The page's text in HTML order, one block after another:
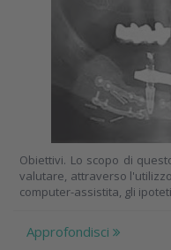
Obiettivi. Lo scopo di
valutare, attraverso
computer-assistita, gli
Approfondisci